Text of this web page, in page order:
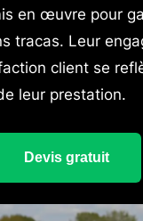
en œuvre pour
tracas. Leur
client se
leur prestation.
Devis gratuit